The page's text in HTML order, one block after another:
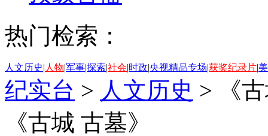
热门检索：
人文历史| 人物|军事|探索|社会|时政|央视精品专场|获奖纪录片|
纪实台 > 人文历史 >
《
《古城 古墓》